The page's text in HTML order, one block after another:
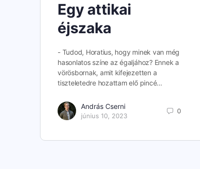
Egy attikai
éjszaka
- Tudod, Horatius, hogy minek van még
hasonlatos színe az égaljához? Ennek a
vörösbornak, amit kifejezetten a
tiszteletedre hozattam elő pincé…
András Cserni
június 10, 2023
0